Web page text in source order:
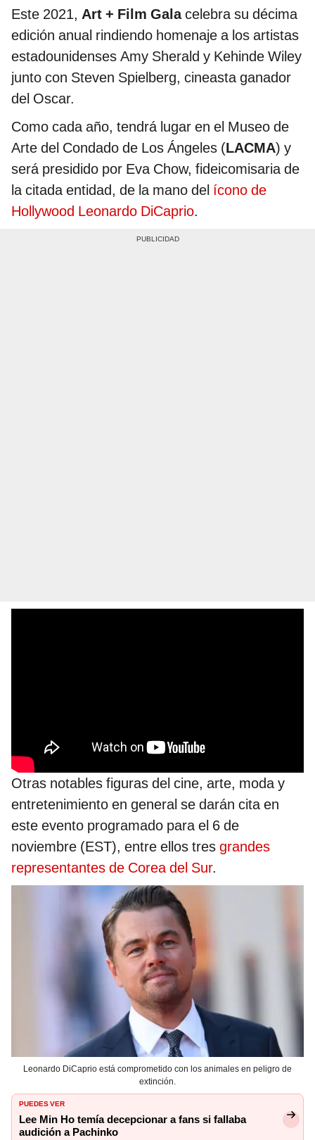
Este 2021, Art + Film Galacelebra su décima
edición anual rindiendo homenaje a los artistas
estadounidenses Amy Sherald y Kehinde Wiley
junto con Steven Spielberg, cineasta ganador
del Oscar.
Como cada año, tendrá lugar en el Museo de
Arte del Condado de Los Ángeles (LACMA) y
será presidido por Eva Chow, fideicomisaria de
la citada entidad, de la mano del ícono de
Hollywood Leonardo DiCaprio.
Otras notables figuras del cine, arte, moda y
entretenimiento en general se darán cita en
este evento programado para el 6 de
noviembre (EST), entre ellos tres grandes
representantes de Corea del Sur.
Leonardo DiCaprio está comprometido con los animales en peligro de
extinción.
PUEDES VER
Lee Min Ho temía decepcionar a fans si fallaba
audición a Pachinko